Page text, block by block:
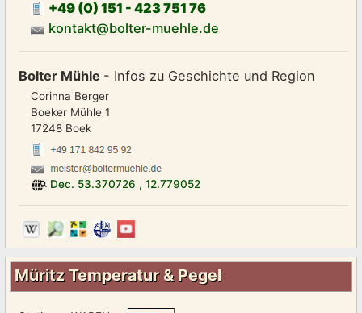
+49 (0) 151 - 423 751 76
kontakt@bolter-muehle.de
Bolter Mühle - Infos zu Geschichte und Region
Corinna Berger
Boeker Mühle 1
17248 Boek
Dec. 53.370726 ,12.779052
Müritz Temperatur & Pegel